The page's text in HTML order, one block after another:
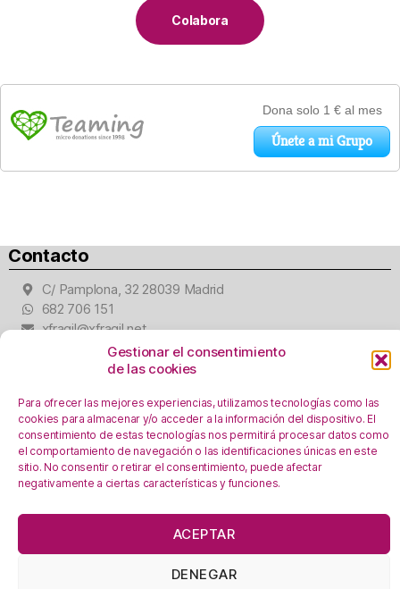
Gestionar el consentimiento
de las cookies
Para ofrecer las mejores experiencias, utilizamos tecnologías como las
cookies para almacenar y/o acceder a la información del dispositivo. El
consentimiento de estas tecnologías nos permitirá procesar datos como
el comportamiento de navegación o las identificaciones únicas en este
sitio. No consentir o retirar el consentimiento, puede afectar
negativamente a ciertas características y funciones.
ACEPTAR
DENEGAR
Colabora
Contacto
C/ Pamplona, 32 28039 Madrid
682 706 151
xfragil@xfragil.net
Nos puedes encontrar
Aviso Legal
Registro Actividades como responsables del
OK!